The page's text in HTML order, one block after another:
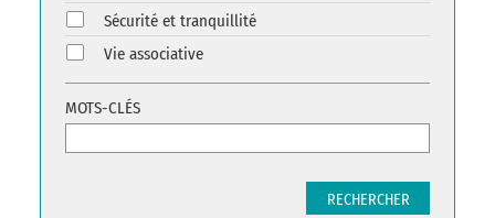
Sécurité et tranquillité
Vie associative
MOTS-CLÉS
RECHERCHER